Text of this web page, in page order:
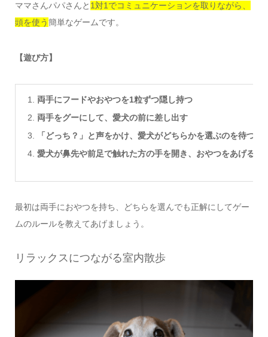
ママさんパパさんと 1対1でコミュニケーションを取りながら、
頭を使う簡単なゲームです。
【遊び方】
両手にフードやおやつを1粒ずつ隠し持つ
両手をグーにして、愛犬の前に差し出す
「どっち？」と声をかけ、愛犬がどちらかを選ぶのを待つ
愛犬が鼻先や前足で触れた方の手を開き、おやつをあげる
最初は両手におやつを持ち、どちらを選んでも正解にしてゲー
ムのルールを教えてあげましょう。
リラックスにつながる室内散歩